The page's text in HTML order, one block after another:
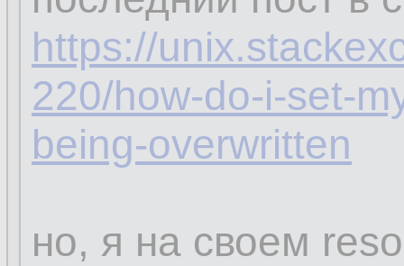
https://
220/how-do-i-set-
being-overwritten
но, я на своем